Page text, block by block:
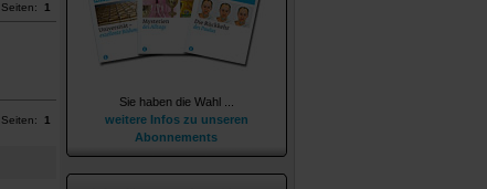
Seiten: 1
Seiten: 1
Sie haben die Wahl ...
weitere Infos zu unseren
Abonnements